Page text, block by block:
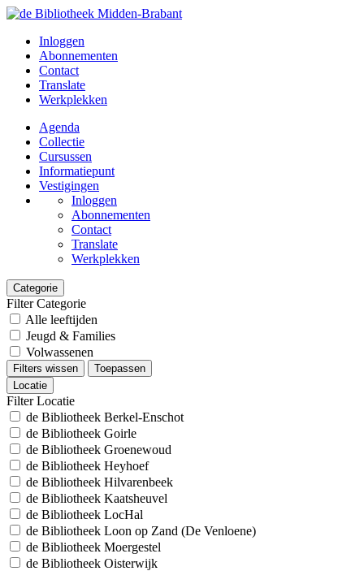
Inloggen
Abonnementen
Contact
Translate
Werkplekken
Agenda
Collectie
Cursussen
Informatiepunt
Vestigingen
Inloggen
Abonnementen
Contact
Translate
Werkplekken
Categorie
Filter Categorie
Alle leeftijden
Jeugd & Families
Volwassenen
Filters wissen
Toepassen
Locatie
Filter Locatie
de Bibliotheek Berkel-Enschot
de Bibliotheek Goirle
de Bibliotheek Groenewoud
de Bibliotheek Heyhoef
de Bibliotheek Hilvarenbeek
de Bibliotheek Kaatsheuvel
de Bibliotheek LocHal
de Bibliotheek Loon op Zand (De Venloene)
de Bibliotheek Moergestel
de Bibliotheek Oisterwijk